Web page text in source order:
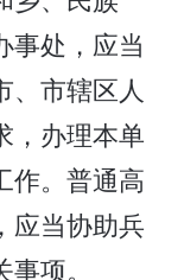
事处，应当
、市辖区人
，办理本单
作。普通高
应当协助兵
项。